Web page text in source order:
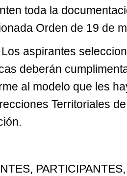
toda la
Orden de 19 de
aspirantes
deberán
al modelo que les
Territoriales